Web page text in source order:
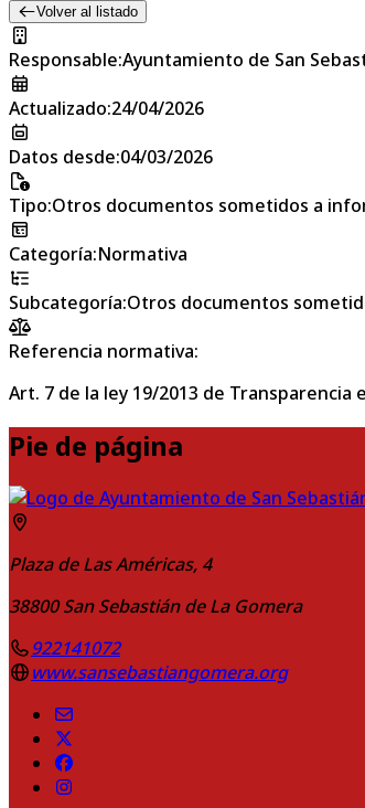
Volver al listado
Responsable:Ayuntamiento de San
Actualizado:24/04/2026
Datos desde:04/03/2026
Tipo:Otros documentos sometidos a
Categoría:Normativa
Subcategoría:Otros documentos
Referencia normativa:
Art. 7 de la ley 19/2013 de Transparencia
Pie de página
Plaza de Las Américas, 4
38800 San Sebastián de La Gomera
922141072
www.sansebastiangomera.org